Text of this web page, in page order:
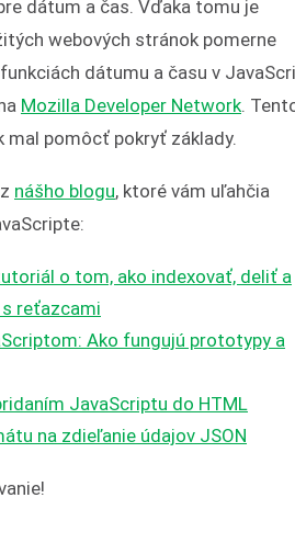
dátum a čas. Vďaka tomu je
webových stránok pomerne
dátumu a času v
Mozilla Developer Network.
mal pomôcť pokryť základy.
nášho blogu, ktoré vám uľahčia
o tom, ako indexovať, deliť a
reťazcami
Ako fungujú prototypy a
JavaScriptu do HTML
na zdieľanie údajov JSON